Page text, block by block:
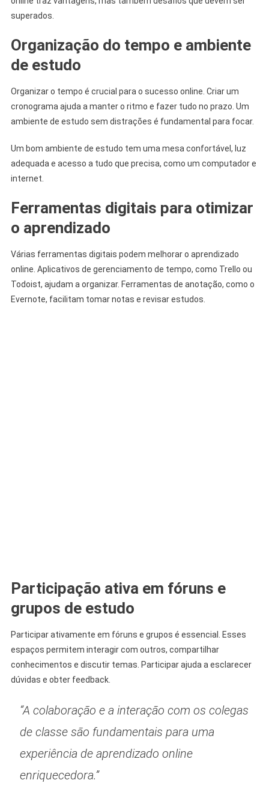
superados.
Organização do tempo e ambiente
de estudo
Organizar o tempo é crucial para o sucesso online. Criar um
cronograma ajuda a manter o ritmo e fazer tudo no prazo. Um
ambiente de estudo sem distrações é fundamental para focar.
Um bom ambiente de estudo tem uma mesa confortável, luz
adequada e acesso a tudo que precisa, como um computador e
internet.
Ferramentas digitais para otimizar
o aprendizado
Várias ferramentas digitais podem melhorar o aprendizado
online. Aplicativos de gerenciamento de tempo, como Trello ou
Todoist, ajudam a organizar. Ferramentas de anotação, como o
Evernote, facilitam tomar notas e revisar estudos.
Participação ativa em fóruns e
grupos de estudo
Participar ativamente em fóruns e grupos é essencial. Esses
espaços permitem interagir com outros, compartilhar
conhecimentos e discutir temas. Participar ajuda a esclarecer
dúvidas e obter feedback.
“A colaboração e a interação com os colegas
de classe são fundamentais para uma
experiência de aprendizado online
enriquecedora.”